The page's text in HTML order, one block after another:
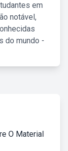
em
notável,
do mundo -
O Material